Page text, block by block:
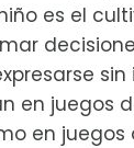
es el
sin
en juegos
en juegos